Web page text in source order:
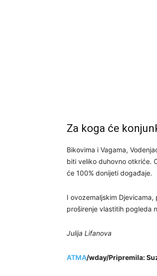
Za koga će
Bikovima i Vagama,
biti veliko duhovno otkriće.
će 100% donijeti događaje.
I ovozemaljskim
proširenje vlastitih pogleda
Julija Lifanova
ATMA/wday/Pripremila: